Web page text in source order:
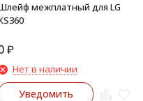
межплатный для LG
₽
Нет в наличии
Уведомить